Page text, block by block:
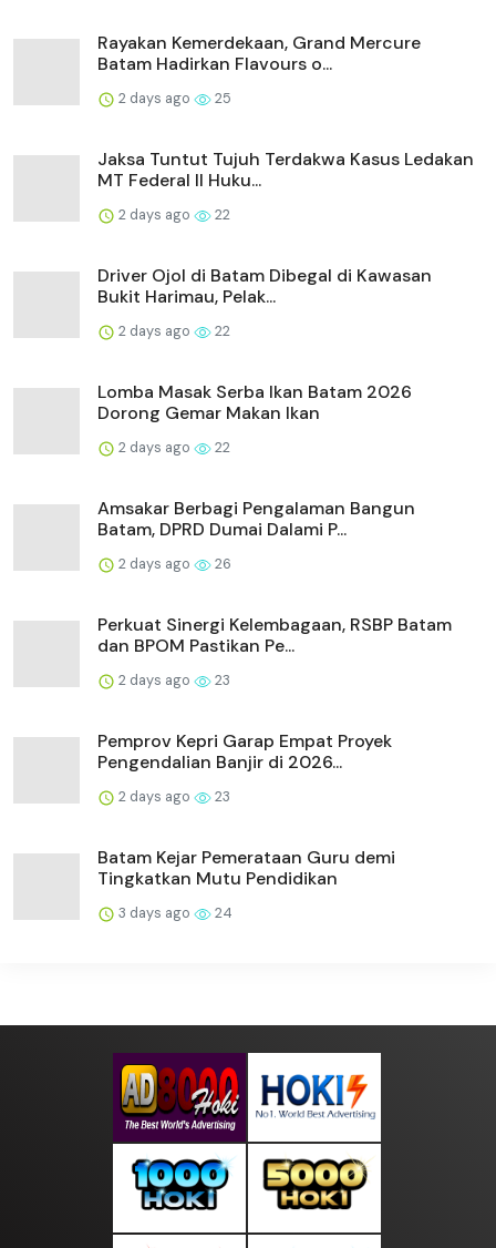
Rayakan Kemerdekaan, Grand Mercure
Batam Hadirkan Flavours o...
2 days ago 25
Jaksa Tuntut Tujuh Terdakwa Kasus Ledakan
MT Federal II Huku...
2 days ago 22
Driver Ojol di Batam Dibegal di Kawasan
Bukit Harimau, Pelak...
2 days ago 22
Lomba Masak Serba Ikan Batam 2026
Dorong Gemar Makan Ikan
2 days ago 22
Amsakar Berbagi Pengalaman Bangun
Batam, DPRD Dumai Dalami P...
2 days ago 26
Perkuat Sinergi Kelembagaan, RSBP Batam
dan BPOM Pastikan Pe...
2 days ago 23
Pemprov Kepri Garap Empat Proyek
Pengendalian Banjir di 2026...
2 days ago 23
Batam Kejar Pemerataan Guru demi
Tingkatkan Mutu Pendidikan
3 days ago 24